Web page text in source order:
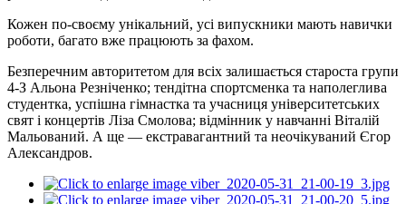
Кожен по-своєму унікальний, усі випускники мають навички
роботи, багато вже працюють за фахом.
Безперечним авторитетом для всіх залишається староста групи
4-З Альона Резніченко; тендітна спортсменка та наполеглива
студентка, успішна гімнастка та учасниця університетських
свят і концертів Ліза Смолова; відмінник у навчанні Віталій
Мальований. А ще — екстравагантний та неочікуваний Єгор
Александров.